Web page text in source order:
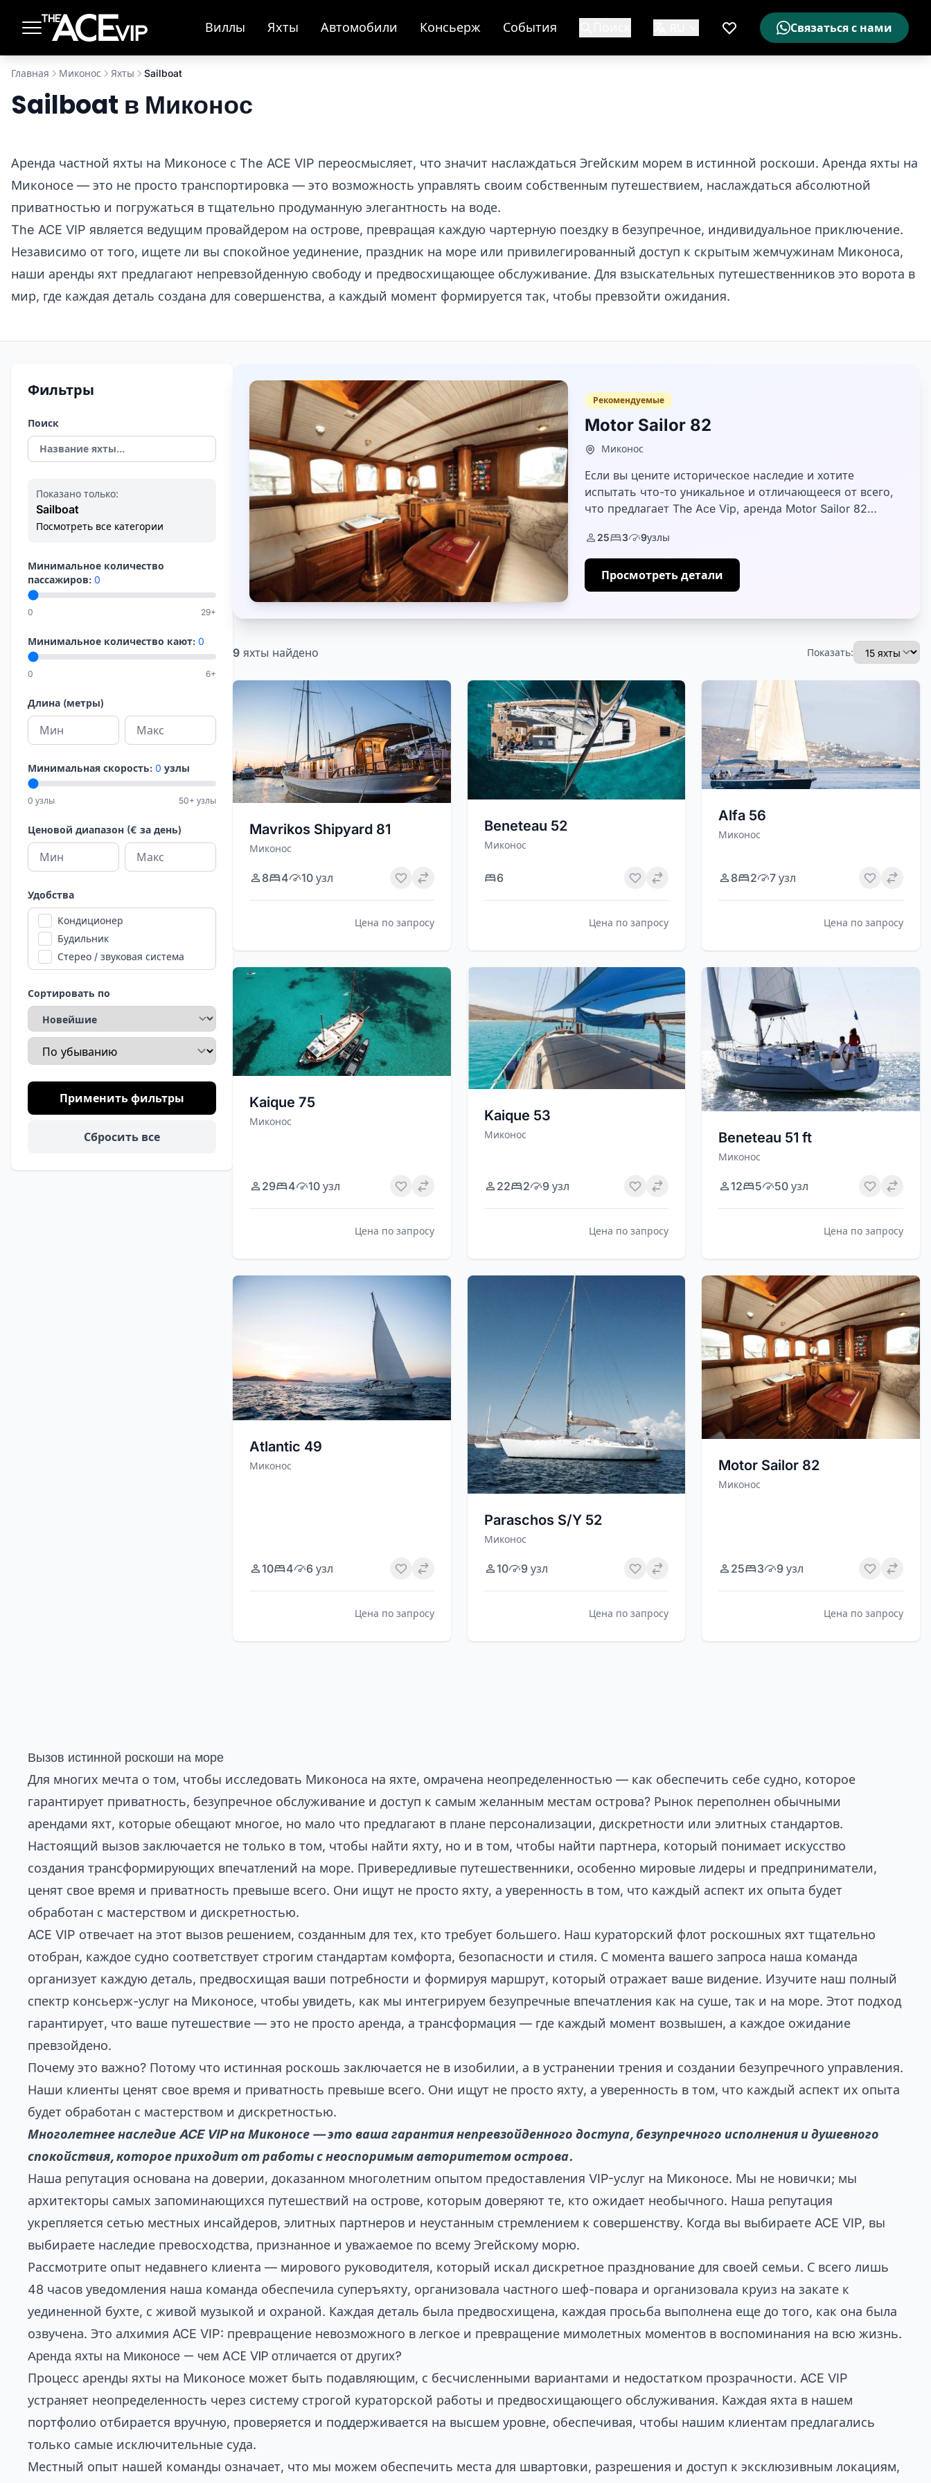
Виллы Яхты Автомобили Консьерж События
Мой список желаемого
Связаться с нами
Главная Миконос Яхты Sailboat
Sailboat в Миконос
Аренда частной яхты на Миконосе с The ACE VIP переосмысляет, что значит наслаждаться Эгейским морем в истинной роскоши. Аренда яхты на
Миконосе — это не просто транспортировка — это возможность управлять своим собственным путешествием, наслаждаться абсолютной
приватностью и погружаться в тщательно продуманную элегантность на воде.
The ACE VIP является ведущим провайдером на острове, превращая каждую чартерную поездку в безупречное, индивидуальное приключение.
Независимо от того, ищете ли вы спокойное уединение, праздник на море или привилегированный доступ к скрытым жемчужинам Миконоса,
наши аренды яхт предлагают непревзойденную свободу и предвосхищающее обслуживание. Для взыскательных путешественников это ворота в
мир, где каждая деталь создана для совершенства, а каждый момент формируется так, чтобы превзойти ожидания.
Фильтры
Поиск
Показано только:
Sailboat
Посмотреть все категории
Минимальное количество
пассажиров: 0
0 29+
Минимальное количество кают: 0
0 6+
Длина (метры)
Минимальная скорость: 0 узлы
0 узлы 50+ узлы
Ценовой диапазон (€ за день)
Удобства
Кондиционер
Будильник
Стерео / звуковая система
Сортировать по
Направление сортировки
Применить фильтры
Сбросить все
Рекомендуемые
Motor Sailor 82
Миконос
Если вы цените историческое наследие и хотите
испытать что-то уникальное и отличающееся от всего,
что предлагает The Ace Vip, аренда Motor Sailor 82
парусный...
25 3 9узлы
Просмотреть детали
9 яхты найдено Показать:
Mavrikos Shipyard 81
Миконос
8 4 10 узл
Цена по запросу
Beneteau 52
Миконос
6
Цена по запросу
Alfa 56
Миконос
8 2 7 узл
Цена по запросу
Kaique 75
Миконос
29 4 10 узл
Цена по запросу
Kaique 53
Миконос
22 2 9 узл
Цена по запросу
Beneteau 51 ft
Миконос
12 5 50 узл
Цена по запросу
Atlantic 49
Миконос
10 4 6 узл
Цена по запросу
Paraschos S/Y 52
Миконос
10 9 узл
Цена по запросу
Motor Sailor 82
Миконос
25 3 9 узл
Цена по запросу
Вызов истинной роскоши на море
Для многих мечта о том, чтобы исследовать Миконоса на яхте, омрачена неопределенностью — как обеспечить себе судно, которое
гарантирует приватность, безупречное обслуживание и доступ к самым желанным местам острова? Рынок переполнен обычными
арендами яхт, которые обещают многое, но мало что предлагают в плане персонализации, дискретности или элитных стандартов.
Настоящий вызов заключается не только в том, чтобы найти яхту, но и в том, чтобы найти партнера, который понимает искусство
создания трансформирующих впечатлений на море. Привередливые путешественники, особенно мировые лидеры и предприниматели,
ценят свое время и приватность превыше всего. Они ищут не просто яхту, а уверенность в том, что каждый аспект их опыта будет
обработан с мастерством и дискретностью.
ACE VIP отвечает на этот вызов решением, созданным для тех, кто требует большего. Наш кураторский флот роскошных яхт тщательно
отобран, каждое судно соответствует строгим стандартам комфорта, безопасности и стиля. С момента вашего запроса наша команда
организует каждую деталь, предвосхищая ваши потребности и формируя маршрут, который отражает ваше видение. Изучите наш полный
спектр консьерж-услуг на Миконосе, чтобы увидеть, как мы интегрируем безупречные впечатления как на суше, так и на море. Этот подход
гарантирует, что ваше путешествие — это не просто аренда, а трансформация — где каждый момент возвышен, а каждое ожидание
превзойдено.
Почему это важно? Потому что истинная роскошь заключается не в изобилии, а в устранении трения и создании безупречного управления.
Наши клиенты ценят свое время и приватность превыше всего. Они ищут не просто яхту, а уверенность в том, что каждый аспект их опыта
будет обработан с мастерством и дискретностью.
Многолетнее наследие ACE VIP на Миконосе — это ваша гарантия непревзойденного доступа, безупречного исполнения и душевного
спокойствия, которое приходит от работы с неоспоримым авторитетом острова.
Наша репутация основана на доверии, доказанном многолетним опытом предоставления VIP-услуг на Миконосе. Мы не новички; мы
архитекторы самых запоминающихся путешествий на острове, которым доверяют те, кто ожидает необычного. Наша репутация
укрепляется сетью местных инсайдеров, элитных партнеров и неустанным стремлением к совершенству. Когда вы выбираете ACE VIP, вы
выбираете наследие превосходства, признанное и уважаемое по всему Эгейскому морю.
Рассмотрите опыт недавнего клиента — мирового руководителя, который искал дискретное празднование для своей семьи. С всего лишь
48 часов уведомления наша команда обеспечила суперъяхту, организовала частного шеф-повара и организовала круиз на закате к
уединенной бухте, с живой музыкой и охраной. Каждая деталь была предвосхищена, каждая просьба выполнена еще до того, как она была
озвучена. Это алхимия ACE VIP: превращение невозможного в легкое и превращение мимолетных моментов в воспоминания на всю жизнь.
Аренда яхты на Миконосе — чем ACE VIP отличается от других?
Процесс аренды яхты на Миконосе может быть подавляющим, с бесчисленными вариантами и недостатком прозрачности. ACE VIP
устраняет неопределенность через систему строгой кураторской работы и предвосхищающего обслуживания. Каждая яхта в нашем
портфолио отбирается вручную, проверяется и поддерживается на высшем уровне, обеспечивая, чтобы нашим клиентам предлагались
только самые исключительные суда.
Местный опыт нашей команды означает, что мы можем обеспечить места для швартовки, разрешения и доступ к эксклюзивным локациям,